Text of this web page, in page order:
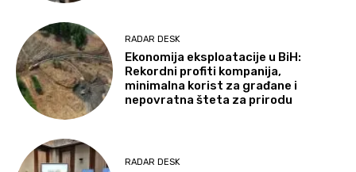
RADAR DESK
Ekonomija eksploatacije u BiH:
Rekordni profiti kompanija,
minimalna korist za građane i
nepovratna šteta za prirodu
RADAR DESK